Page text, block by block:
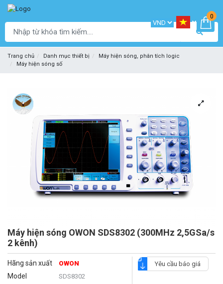
0
Trang chủ Danh mục thiết bị
Máy hiện sóng, phân tích logic
Máy hiện sóng số
Máy hiện sóng OWON SDS8302 (300MHz 2,5GSa/s
2 kênh)
Hãng sản xuất OWON
Model SDS8302
Yêu cầu báo giá